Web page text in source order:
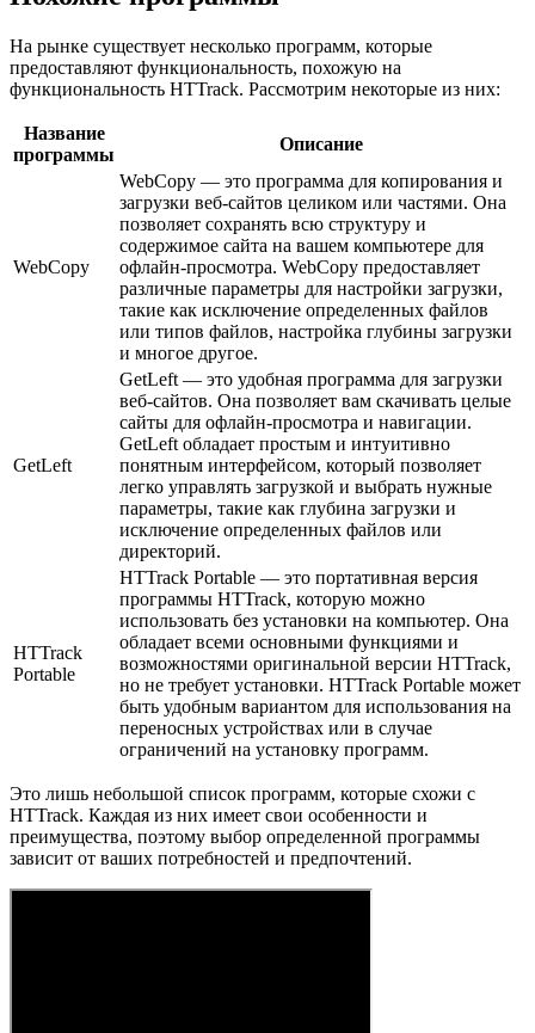
На рынке существует несколько программ, которые
предоставляют функциональность, похожую на
функциональность HTTrack. Рассмотрим некоторые из них:
Название
программы
Описание
WebCopy
WebCopy — это программа для копирования и
загрузки веб-сайтов целиком или частями. Она
позволяет сохранять всю структуру и
содержимое сайта на вашем компьютере для
офлайн-просмотра. WebCopy предоставляет
различные параметры для настройки загрузки,
такие как исключение определенных файлов
или типов файлов, настройка глубины загрузки
и многое другое.
GetLeft
GetLeft — это удобная программа для загрузки
веб-сайтов. Она позволяет вам скачивать целые
сайты для офлайн-просмотра и навигации.
GetLeft обладает простым и интуитивно
понятным интерфейсом, который позволяет
легко управлять загрузкой и выбрать нужные
параметры, такие как глубина загрузки и
исключение определенных файлов или
директорий.
HTTrack
Portable
HTTrack Portable — это портативная версия
программы HTTrack, которую можно
использовать без установки на компьютер. Она
обладает всеми основными функциями и
возможностями оригинальной версии HTTrack,
но не требует установки. HTTrack Portable может
быть удобным вариантом для использования на
переносных устройствах или в случае
ограничений на установку программ.
Это лишь небольшой список программ, которые схожи с
HTTrack. Каждая из них имеет свои особенности и
преимущества, поэтому выбор определенной программы
зависит от ваших потребностей и предпочтений.